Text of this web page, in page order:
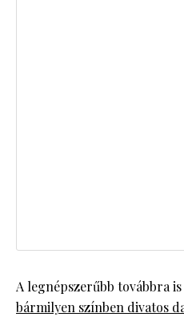
A legnépszerűbb továbbra
bármilyen színben divatos